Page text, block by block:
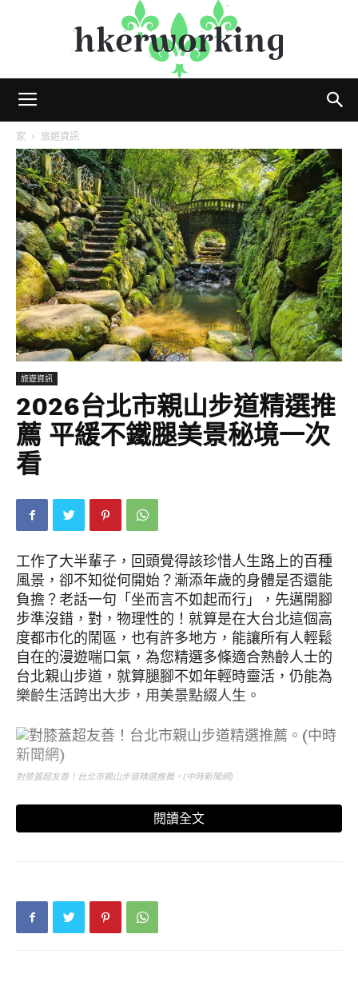
家 旅遊資訊
旅遊資訊
2026台北市親山步道精選推
薦 平緩不鐵腿美景秘境一次
看
工作了大半輩子，回頭覺得該珍惜人生路上的百種
風景，卻不知從何開始？漸添年歲的身體是否還能
負擔？老話一句「坐而言不如起而行」，先邁開腳
步準沒錯，對，物理性的！就算是在大台北這個高
度都市化的鬧區，也有許多地方，能讓所有人輕鬆
自在的漫遊喘口氣，為您精選多條適合熟齡人士的
台北親山步道，就算腿腳不如年輕時靈活，仍能為
樂齡生活跨出大步，用美景點綴人生。
對膝蓋超友善！台北市親山步道精選推薦。(中時新聞網)
‧信義區／象山親山步道
閱讀全文